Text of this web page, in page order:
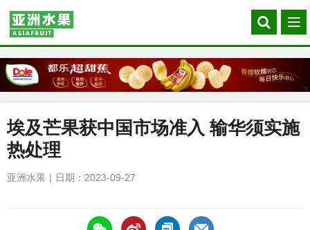
Search
our
菜
单
埃及芒果获中国市场准入 输华须实施
热处理
亚洲水果 日期：2023-09-27
https://asiafruitchina.net/26184.html